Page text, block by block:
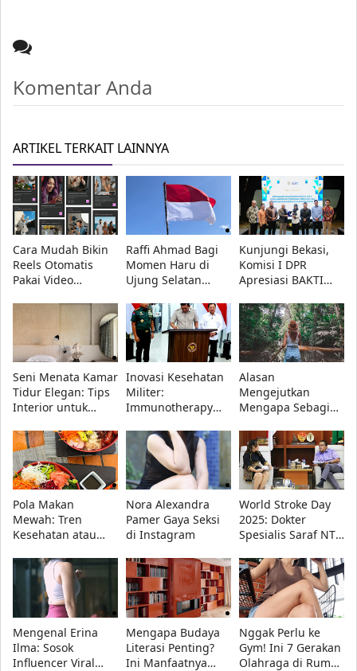
Komentar Anda
ARTIKEL TERKAIT LAINNYA
Cara Mudah Bikin
Reels Otomatis
Pakai Video
Raffi Ahmad Bagi
Momen Haru di
Ujung Selatan
Rote
Kunjungi Bekasi,
Komisi I DPR
Apresiasi BAKTI
Pemetaan Blank
Spot Dipercepat
Seni Menata Kamar
Tidur Elegan: Tips
Interior untuk
Keseimbangan
Psikis
Inovasi Kesehatan
Militer:
Immunotherapy
untuk Prajurit TNI
dan Masyarakat
Alasan
Mengejutkan
Mengapa Sebagian
Menjalani Hidup
Sendiri
Pola Makan
Mewah: Tren
Kesehatan atau
Hidup Elit?
Nora Alexandra
Pamer Gaya Seksi
di Instagram
World Stroke Day
2025: Dokter
Spesialis Saraf NTT
Masyarakat
Mengenal Erina
Ilma: Sosok
Influencer Viral
Mengapa Budaya
Literasi Penting?
Ini Manfaatnya
Nggak Perlu ke
Gym! Ini 7 Gerakan
Olahraga di Rumah